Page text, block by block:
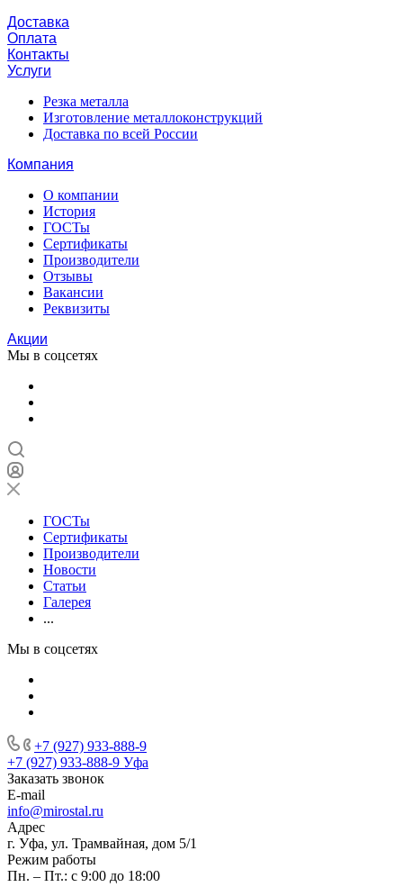
Доставка
Оплата
Контакты
Услуги
Резка металла
Изготовление металлоконструкций
Доставка по всей России
Компания
О компании
История
ГОСТы
Сертификаты
Производители
Отзывы
Вакансии
Реквизиты
Акции
Мы в соцсетях
ГОСТы
Сертификаты
Производители
Новости
Статьи
Галерея
...
Мы в соцсетях
+7 (927) 933-888-9
+7 (927) 933-888-9 Уфа
Заказать звонок
E-mail
info@mirostal.ru
Адрес
г. Уфа, ул. Трамвайная, дом 5/1
Режим работы
Пн. – Пт.: с 9:00 до 18:00